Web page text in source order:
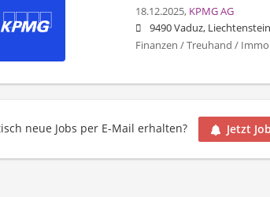
18.12.2025, KPMG AG
9490 Vaduz, Liechtenstein
Finanzen / Treuhand /
neue Jobs per E-Mail erhalten? Jetzt